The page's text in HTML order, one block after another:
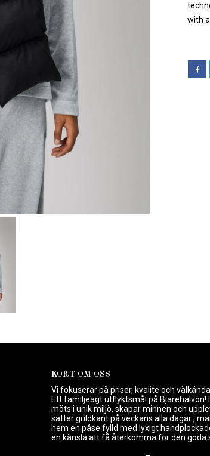
with
KORT OM OSS
Vi fokuserar på priser, kvalite och
Ett familjeägt utflyktsmål på Bjärehalvön!
möts i unik miljö, skapar minnen och
sätter guldkant på veckans alla dagar ,
hem en påse fylld med lyxigt
en känsla att få återkomma för den goda